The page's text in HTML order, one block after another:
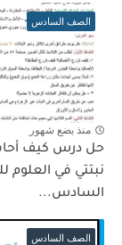
الصف السادس
منذ بضع شهور
حل درس كيف
نبتتي في العلوم
السادس...
الصف السادس